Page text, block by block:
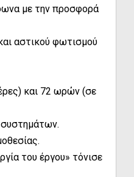
με την προσφορά
αστικού φωτισμού
και 72 ωρών (σε
του έργου» τόνισε